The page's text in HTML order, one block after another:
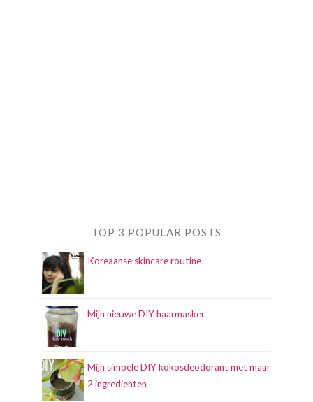
TOP 3 POPULAR POSTS
Koreaanse skincare routine
Mijn nieuwe DIY haarmasker
Mijn simpele DIY kokosdeodorant met maar
2 ingredienten